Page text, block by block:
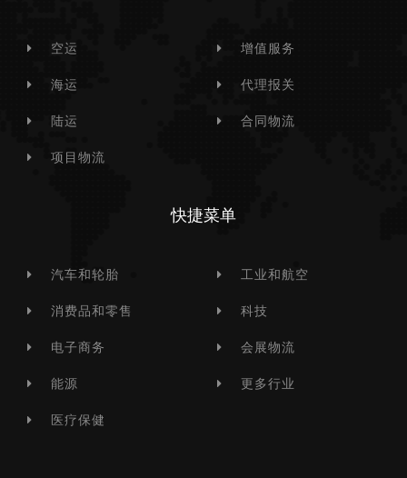
空运
海运
陆运
项目物流
增值服务
代理报关
合同物流
快捷菜单
汽车和轮胎
消费品和零售
电子商务
能源
医疗保健
工业和航空
科技
会展物流
更多行业